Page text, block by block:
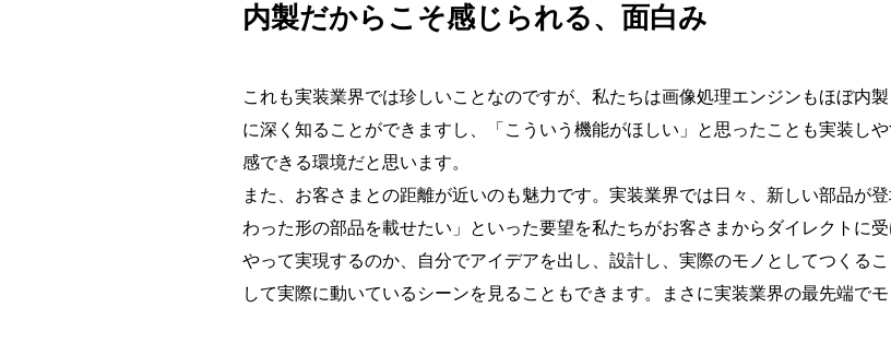
内製だからこそ感じられる、面白み
これも実装業界では珍しいことなのですが、私たちは画像処理エンジンもほぼ内
に深く知ることができますし、「こういう機能がほしい」と思ったことも実装し
感できる環境だと思います。
また、お客さまとの距離が近いのも魅力です。実装業界では日々、新しい部品が
わった形の部品を載せたい」といった要望を私たちがお客さまからダイレクトに
やって実現するのか、自分でアイデアを出し、設計し、実際のモノとしてつくる
して実際に動いているシーンを見ることもできます。まさに実装業界の最先端で